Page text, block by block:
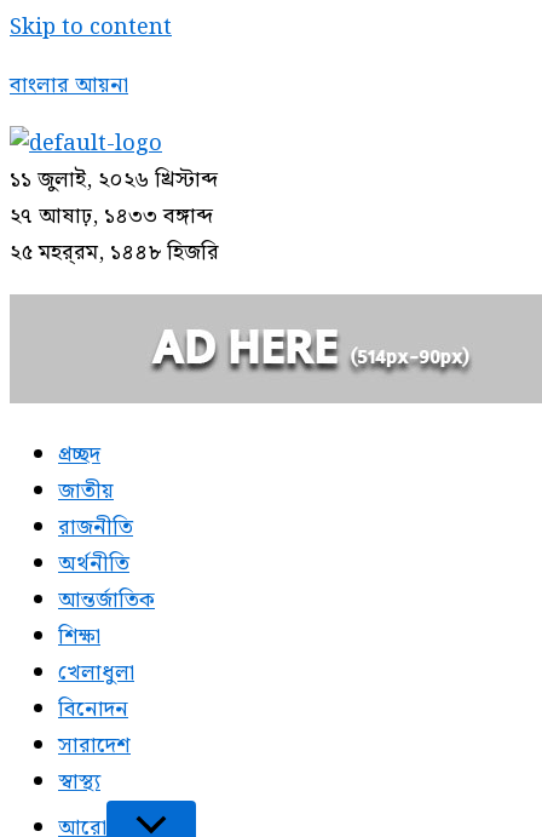
Skip to content
বাংলার আয়না
১১ জুলাই, ২০২৬ খ্রিস্টাব্দ
২৭ আষাঢ়, ১৪৩৩ বঙ্গাব্দ
২৫ মহর্‌রম, ১৪৪৮ হিজরি
প্রচ্ছদ
জাতীয়
রাজনীতি
অর্থনীতি
আন্তর্জাতিক
শিক্ষা
খেলাধুলা
বিনোদন
সারাদেশ
স্বাস্থ্য
আরো